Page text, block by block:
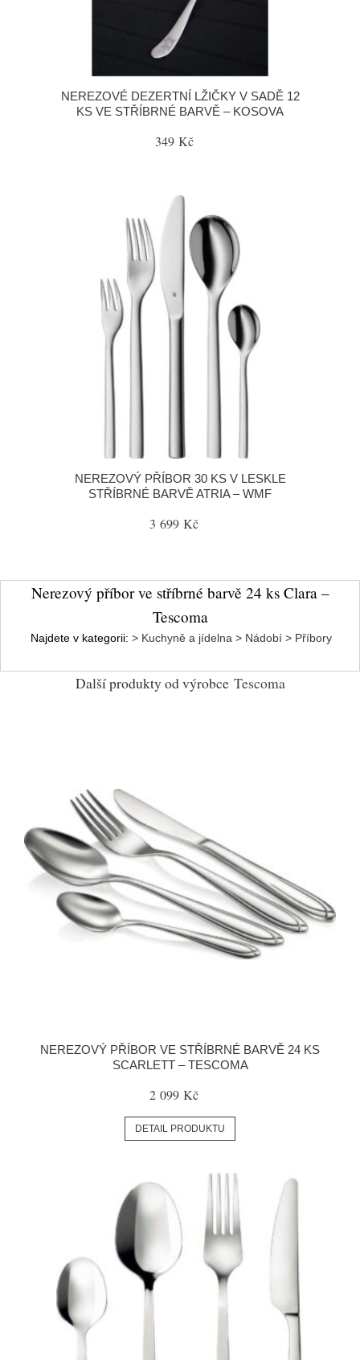
NEREZOVÉ DEZERTNÍ LŽIČKY V SADĚ 12
KS VE STŘÍBRNÉ BARVĚ – KOSOVA
349 Kč
NEREZOVÝ PŘÍBOR 30 KS V LESKLE
STŘÍBRNÉ BARVĚ ATRIA – WMF
3 699 Kč
Nerezový příbor ve stříbrné barvě 24 ks Clara –
Tescoma
Najdete v kategorii: > Kuchyně a jídelna > Nádobí > Příbory
Další produkty od výrobce Tescoma
NEREZOVÝ PŘÍBOR VE STŘÍBRNÉ BARVĚ 24 KS
SCARLETT – TESCOMA
2 099 Kč
DETAIL PRODUKTU